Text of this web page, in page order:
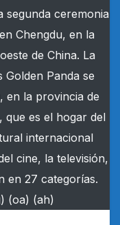
segunda ceremonia
Chengdu, en la
de China. La
Golden Panda se
en la provincia de
que es el hogar del
internacional
cine, la televisión,
en 27 categorías.
(oa) (ah)